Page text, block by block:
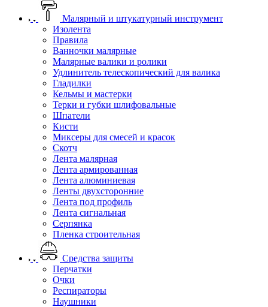
Малярный и штукатурный инструмент
Изолента
Правила
Ванночки малярные
Малярные валики и ролики
Удлинитель телескопический для валика
Гладилки
Кельмы и мастерки
Терки и губки шлифовальные
Шпатели
Кисти
Миксеры для смесей и красок
Скотч
Лента малярная
Лента армированная
Лента алюминиевая
Ленты двухсторонние
Лента под профиль
Лента сигнальная
Серпянка
Пленка строительная
Средства защиты
Перчатки
Очки
Респираторы
Наушники